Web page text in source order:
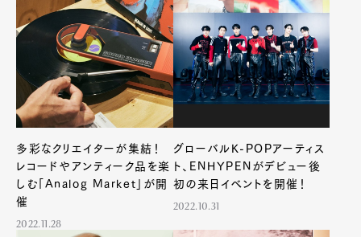
多彩なクリエイターが集結！
レコードやアンティーク品を楽
しむ「Analog Market」が開
催
2022.11.28
グローバルK-POPアーティス
ト、ENHYPENがデビュー後
初の来日イベントを開催！
2022.10.31